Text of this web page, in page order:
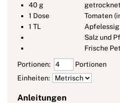
40 g
1 Dose
Tomaten
1 TL
Apfelessig
Salz und
Frische
Portionen:
Portionen
Einheiten:
Anleitungen